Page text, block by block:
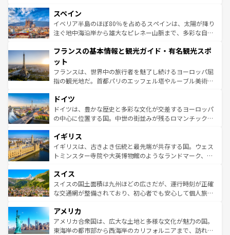
ろん、トスカーナの美しい田園風景やアマルフィ海岸の絶
景など、自然景観も見逃せない。観光の合間には、本場の
ピザやパスタなど、絶品のイタリア料理を堪能することも
ませてくれるイタリアで、忘れられない旅をしてみよう！
なお、新着のイタリア情報は
しい。
スペイン
イベリア半島のほぼ80％を占めるスペインは、太陽が降り
注ぐ地中海沿岸から雄大なピレネー山脈まで、多彩な自然
文化が根付くこの国では、情熱的なフラメンコ、熱気あふ
れる闘牛、そして美味しいタパスが生活の一部となってい
る。首都マドリードの洗練された雰囲気や、バルセロナの
アートに溢れた街角から、地方では古代ローマ遺跡や中世
せる。地方によって風土や気候が異なるスペインはその個
性で訪れる人を魅了する。 なお、新着のスペイン情報は コ
ンテンツ一覧を参照してほしい。
フランスの基本情報と観光ガイド・有名観光スポ
ット
フランスは、世界中の旅行者を魅了し続けるヨーロッパ屈
指の観光地だ。首都パリのエッフェル塔やルーブル美術館
で、幅広い魅力が詰まっている。華麗な宮殿、歴史的な大
聖堂、美しいビーチ、そして豊かな自然が、訪れる者を心
から魅了する。また、フランスは美食の国としても知ら
いる。シャンパンの発祥地であるランス、プロヴァンスの
香り高いラベンダー畑など、多彩な楽しみ方が可能だ。さ
らに、パリ以外の地域にも魅力が溢れており、どの街角に
れる地方に足を運ぶとそれぞれで全く異なる文化を体験で
きるだろう。 なお、新着のフランス情報はコンテンツ一覧
を参照してほしい。
ドイツ
ドイツは、豊かな歴史と多彩な文化が交差するヨーロッパ
の中心に位置する国。中世の街並みが残るロマンチック街
顔を持つこの国は、どこを歩いても飽きることがない。ベ
ルリンの文化的活気、バイエルン州のアルプスの絶景、そ
してライン川沿いのワイン畑といった風景は必見。ビール
は、お酒好きな人にはぜひ体験してほしい。 なお、新着の
ドイツ情報はコンテンツ一覧を参照してほしい。
イギリス
イギリスは、古きよき伝統と最先端が共存する国。ウェス
トミンスター寺院や大英博物館のようなランドマーク、歴
リアごとに異なる魅力がある。また、優雅なアフタヌーン
ティー、ビール好きにはたまらない英国パブ、サッカー観
戦など、本場だからこそできる体験も豊富。イギリスを旅
ンツ一覧を参照してほしい。
スイス
スイスの国土面積は九州ほどの広さだが、運行時刻が正確
な交通網が整備されており、初心者でも安心して個人旅行
の建物がそのまま残る町や、スイスならではのユニークな
博物館もあり、アルプス観光だけでなく町歩きも満喫する
ことができる。国民の所得が高いため物価も高いが、旅行
アメリカ
アメリカ合衆国は、広大な土地と多様な文化が魅力の国。
東海岸の都市部から西海岸のカリフォルニアまで、訪れる